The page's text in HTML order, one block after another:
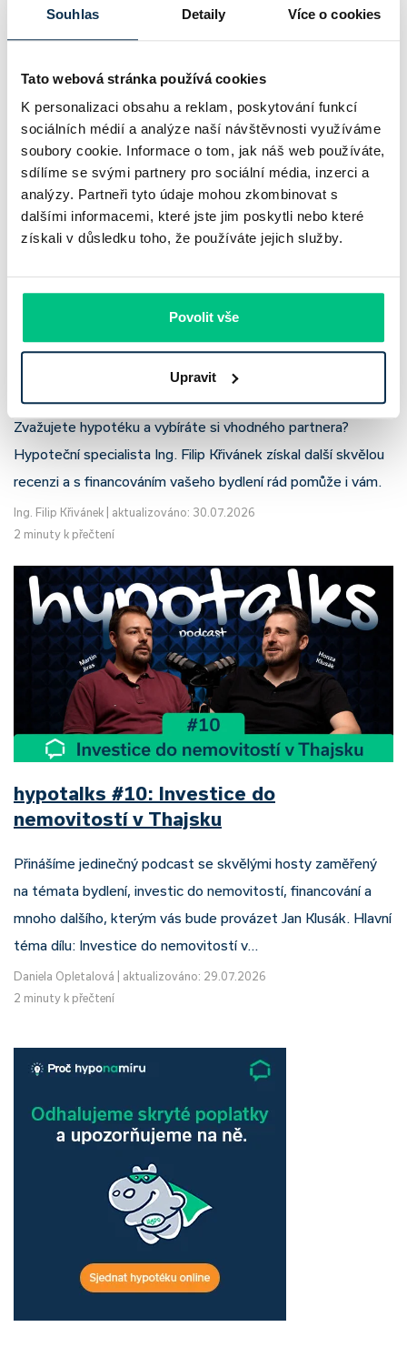
Souhlas Detaily Více o cookies
Tato webová stránka používá cookies
K personalizaci obsahu a reklam, poskytování funkcí
sociálních médií a analýze naší návštěvnosti využíváme
soubory cookie. Informace o tom, jak náš web používáte,
sdílíme se svými partnery pro sociální média, inzerci a
analýzy. Partneři tyto údaje mohou zkombinovat s
dalšími informacemi, které jste jim poskytli nebo které
získali v důsledku toho, že používáte jejich služby.
Povolit vše
Upravit
bankovního trhu. Na jedné straně jí podle zadaného rámce
klesl zisk na 8,5 miliardy korun, na druhé ale dál výrazně
Recenze - hypoteční specialista: Ing.
Filip Křivánek, klient: Tomáš B.
Zvažujete hypotéku a vybíráte si vhodného partnera?
Hypoteční specialista Ing. Filip Křivánek získal další skvělou
recenzi a s financováním vašeho bydlení rád pomůže i vám.
Ing. Filip Křivánek
aktualizováno: 30.07.2026
2 minuty k přečtení
hypotalks #10: Investice do
nemovitostí v Thajsku
Přinášíme jedinečný podcast se skvělými hosty zaměřený
na témata bydlení, investic do nemovitostí, financování a
mnoho dalšího, kterým vás bude provázet Jan Klusák. Hlavní
téma dílu: Investice do nemovitostí v…
Daniela Opletalová
aktualizováno: 29.07.2026
2 minuty k přečtení